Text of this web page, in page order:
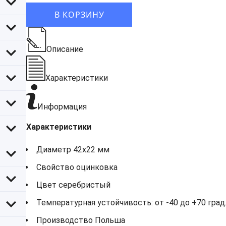
В КОРЗИНУ
Описание
Характеристики
Информация
Характеристики
Диаметр 42х22 мм
Свойство оцинковка
Цвет серебристый
Температурная устойчивость: от -40 до +70
Производство Польша